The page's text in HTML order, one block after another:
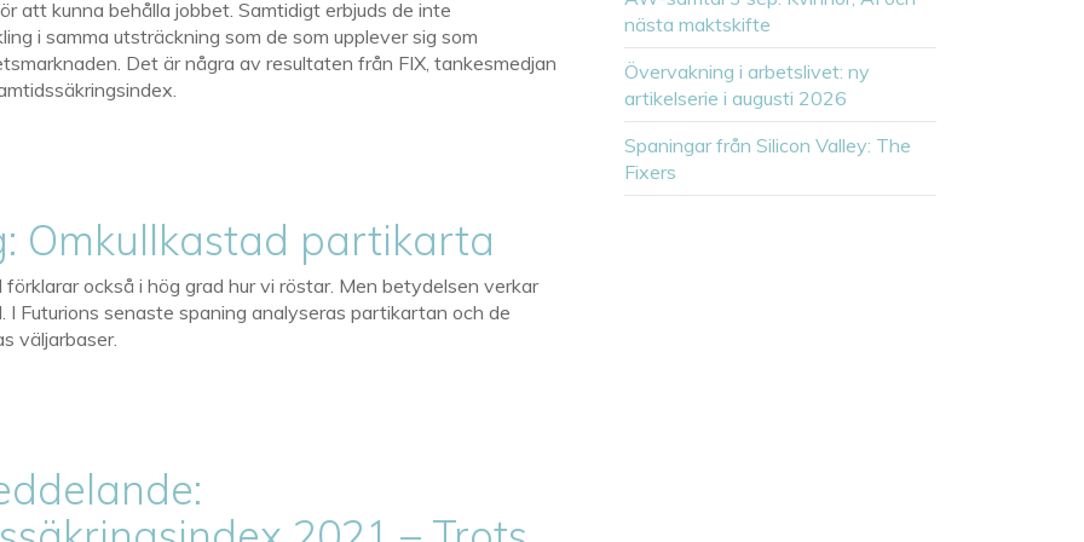
att kunna behålla jobbet. Samtidigt erbjuds de inte
i samma utsträckning som de som upplever sig som
Det är några av resultaten från FIX, tankesmedjan
Omkullkastad partikarta
förklarar också i hög grad hur vi röstar. Men betydelsen verkar
I Futurions senaste spaning analyseras partikartan och de
väljarbaser.
nästa maktskifte
Övervakning i arbetslivet: ny
artikelserie i augusti 2026
Spaningar från Silicon Valley: The
Fixers